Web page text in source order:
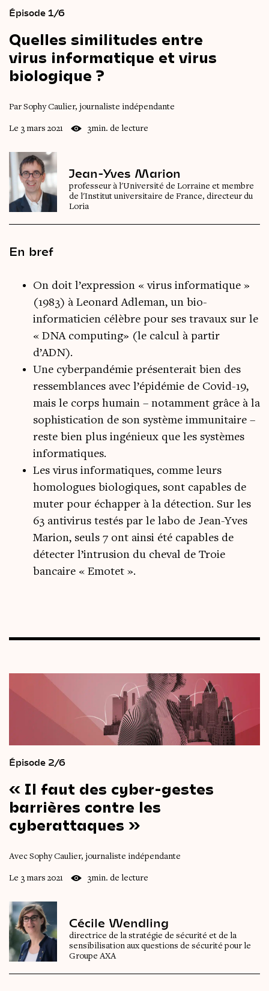
Épisode 1/6
Quelles similitudes entre
virus informatique et virus
biologique ?
Par Sophy Caulier, journaliste indépendante
Le 3 mars 2021 3min. de lecture
Jean-Yves Marion
professeur à l'Université de Lorraine et membre
de l'Institut universitaire de France, directeur du
Loria
En bref
On doit l’expression « virus informatique »
(1983) à Leonard Adleman, un bio-
informaticien célèbre pour ses travaux sur le
« DNA computing» (le calcul à partir
d’ADN).
Une cyberpandémie présenterait bien des
ressemblances avec l’épidémie de Covid-19,
mais le corps humain – notamment grâce à la
sophistication de son système immunitaire –
reste bien plus ingénieux que les systèmes
informatiques.
Les virus informatiques, comme leurs
homologues biologiques, sont capables de
muter pour échapper à la détection. Sur les
63 antivirus testés par le labo de Jean-Yves
Marion, seuls 7 ont ainsi été capables de
détecter l’intrusion du cheval de Troie
bancaire « Emotet ».
Épisode 2/6
« Il faut des cyber-gestes
barrières contre les
cyberattaques »
Avec Sophy Caulier, journaliste indépendante
Le 3 mars 2021 3min. de lecture
Cécile Wendling
directrice de la stratégie de sécurité et de la
sensibilisation aux questions de sécurité pour le
Groupe AXA